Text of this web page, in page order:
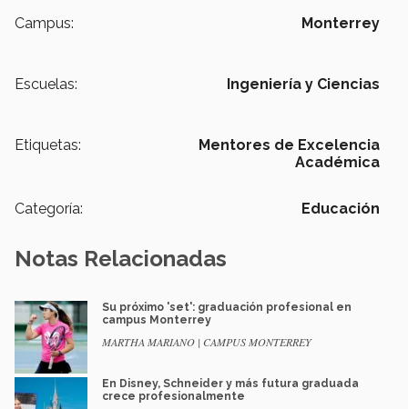
Campus: Monterrey
Escuelas: Ingeniería y Ciencias
Etiquetas:
Mentores de Excelencia
Académica
Categoría: Educación
Notas Relacionadas
Su próximo 'set': graduación profesional en
campus Monterrey
MARTHA MARIANO | CAMPUS MONTERREY
En Disney, Schneider y más futura graduada
crece profesionalmente